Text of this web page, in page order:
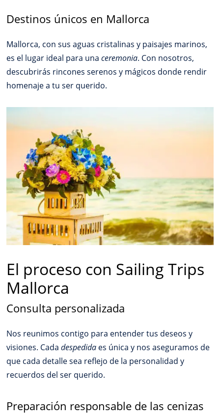
Destinos únicos en Mallorca
Mallorca, con sus aguas cristalinas y paisajes marinos,
es el lugar ideal para unaceremonia. Con nosotros,
descubrirás rincones serenos y mágicos donde rendir
homenaje a tu ser querido.
El proceso con Sailing Trips
Mallorca
Consulta personalizada
Nos reunimos contigo para entender tus deseos y
visiones. Cadadespedida es única y nos aseguramos de
que cada detalle sea reflejo de la personalidad y
recuerdos del ser querido.
Preparación responsable de las cenizas